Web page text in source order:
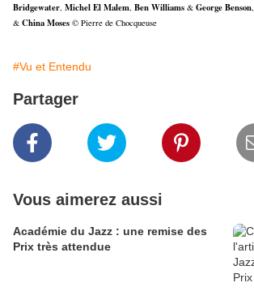
Bridgewater, Michel El Malem, Ben Williams & George Benson,
& China Moses © Pierre de Chocqueuse
#Vu et Entendu
Partager
Vous aimerez aussi
Académie du Jazz : une remise des
Prix très attendue